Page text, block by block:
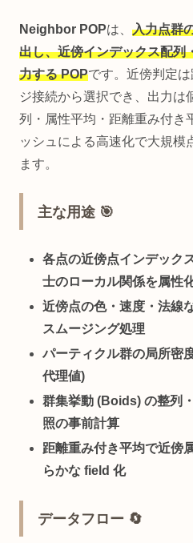
Neighbor POPは、 入力点群
出し、近傍インデックス配列
力する POPです。近傍判定
ジ接続から選択でき、出力は
列・属性平均・距離重み付き
ッシュによる高速化で大規模
ます。
主な用途 🎯
各点の近傍点インデック
士のローカル関係を属性
近傍点の色・速度・法線
スムージング処理
パーティクル群の局所密
代理値)
群集挙動 (Boids) の整列
照の事前計算
距離重み付き平均で近傍
らかな field 化
データフロー 🔄